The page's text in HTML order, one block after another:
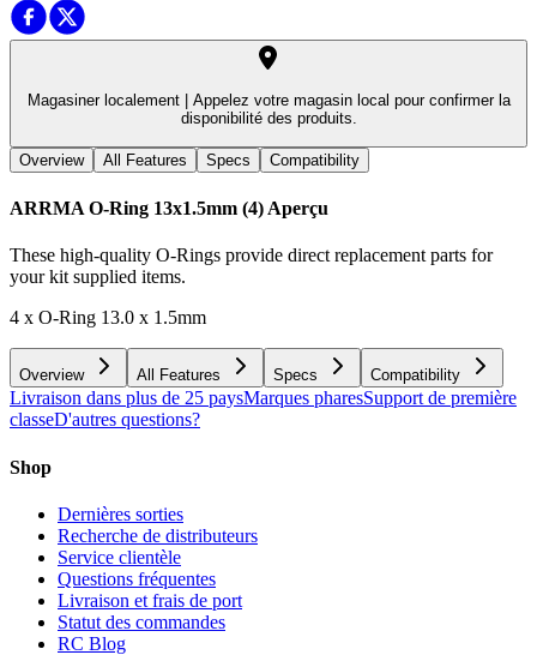
Magasiner localement |
Appelez votre magasin local pour confirmer la
disponibilité des produits.
Overview All Features Specs Compatibility
ARRMA O-Ring 13x1.5mm (4) Aperçu
These high-quality O-Rings provide direct replacement parts for
your kit supplied items.
4 x O-Ring 13.0 x 1.5mm
Overview All Features Specs Compatibility
Livraison dans plus de 25 paysMarques pharesSupport de première
classeD'autres questions?
Shop
Dernières sorties
Recherche de distributeurs
Service clientèle
Questions fréquentes
Livraison et frais de port
Statut des commandes
RC Blog